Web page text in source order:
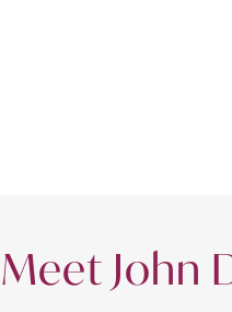
Meet John